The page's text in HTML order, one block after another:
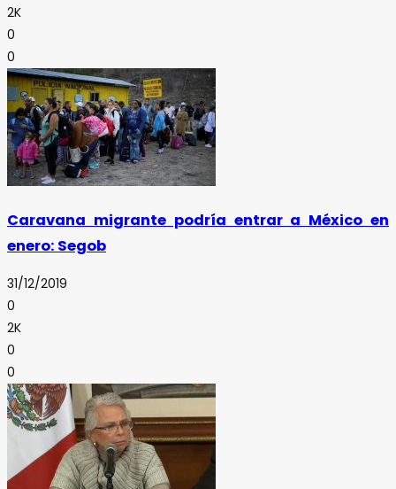
2K
0
0
Caravana migrante podría entrar a México en
enero: Segob
31/12/2019
0
2K
0
0